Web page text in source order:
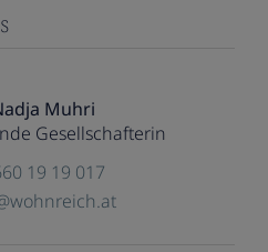
Muhri
Gesellschafterin
19 19 017